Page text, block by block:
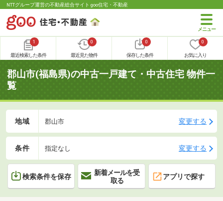
NTTグループ運営の不動産総合サイト goo住宅・不動産
1
最近検索した条件
0
最近見た物件
0
保存した条件
0
お気に入り
郡山市(福島県)の中古一戸建て・中古住宅 物件一
覧
地域 郡山市 変更する
条件 指定なし 変更する
検索条件を保存
新着メールを受
取る
アプリで探す